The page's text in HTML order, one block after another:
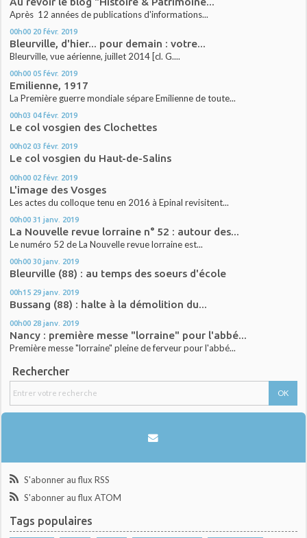
Après 12 années de publications d'informations...
00h00 20 févr. 2019
Bleurville, d'hier... pour demain : votre...
Bleurville, vue aérienne, juillet 2014 [cl. G....
00h00 05 févr. 2019
Emilienne, 1917
La Première guerre mondiale sépare Emilienne de toute...
00h03 04 févr. 2019
Le col vosgien des Clochettes
00h02 03 févr. 2019
Le col vosgien du Haut-de-Salins
00h00 02 févr. 2019
L'image des Vosges
Les actes du colloque tenu en 2016 à Epinal revisitent...
00h00 31 janv. 2019
La Nouvelle revue lorraine n° 52 : autour des...
Le numéro 52 de La Nouvelle revue lorraine est...
00h00 30 janv. 2019
Bleurville (88) : au temps des soeurs d'école
00h15 29 janv. 2019
Bussang (88) : halte à la démolition du...
00h00 28 janv. 2019
Nancy : première messe "lorraine" pour l'abbé...
Première messe "lorraine" pleine de ferveur pour l'abbé...
Rechercher
S'abonner au flux RSS
S'abonner au flux ATOM
Tags populaires